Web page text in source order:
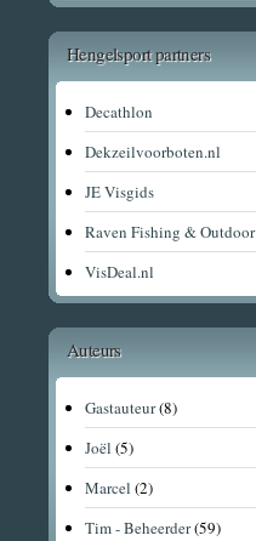
Hengelsport partners
Decathlon
Dekzeilvoorboten.nl
JE Visgids
Raven Fishing & Outdoor
VisDeal.nl
Auteurs
Gastauteur(8)
Joël (5)
Marcel (2)
Tim - Beheerder(59)